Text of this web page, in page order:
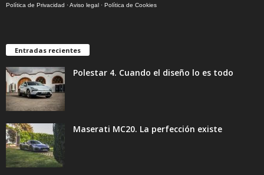
Política de Privacidad ·Aviso legal · Política de Cookies
Entradas recientes
Polestar 4. Cuando el diseño lo es todo
Maserati MC20. La perfección existe